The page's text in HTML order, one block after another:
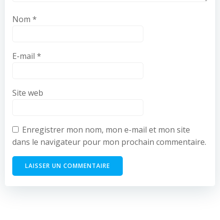
Nom *
E-mail *
Site web
Enregistrer mon nom, mon e-mail et mon site
dans le navigateur pour mon prochain commentaire.